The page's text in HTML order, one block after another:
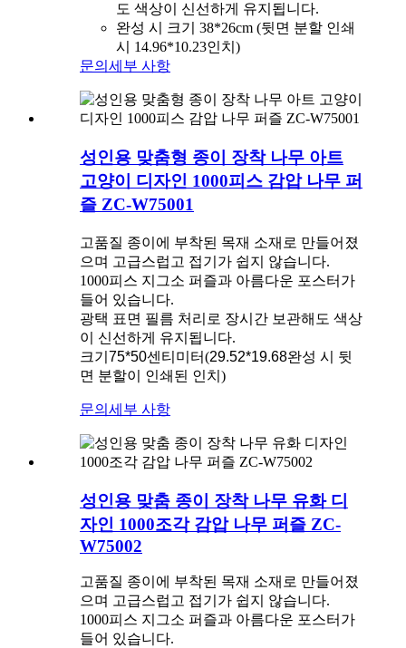
도 색상이 신선하게 유지됩니다.
완성 시 크기 38*26cm (뒷면 분할 인쇄
시 14.96*10.23인치)
문의 세부 사항
성인용 맞춤형 종이 장착 나무 아트
고양이 디자인 1000피스 감압 나무 퍼
즐 ZC-W75001
고품질 종이에 부착된 목재 소재로 만들어졌
으며 고급스럽고 접기가 쉽지 않습니다.
1000피스 지그소 퍼즐과 아름다운 포스터가
들어 있습니다.
광택 표면 필름 처리로 장시간 보관해도 색상
이 신선하게 유지됩니다.
크기 75*50센티미터(29.52*19.68완성 시 뒷
면 분할이 인쇄된 인치)
문의 세부 사항
성인용 맞춤 종이 장착 나무 유화 디
자인 1000조각 감압 나무 퍼즐 ZC-
W75002
고품질 종이에 부착된 목재 소재로 만들어졌
으며 고급스럽고 접기가 쉽지 않습니다.
1000피스 지그소 퍼즐과 아름다운 포스터가
들어 있습니다.